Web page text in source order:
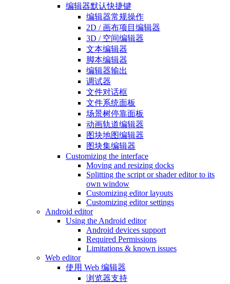
编辑器默认快捷键
编辑器常规操作
2D / 画布项目编辑器
3D / 空间编辑器
文本编辑器
脚本编辑器
编辑器输出
调试器
文件对话框
文件系统面板
场景树停靠面板
动画轨道编辑器
图块地图编辑器
图块集编辑器
Customizing the interface
Moving and resizing docks
Splitting the script or shader editor to its
own window
Customizing editor layouts
Customizing editor settings
Android editor
Using the Android editor
Android devices support
Required Permissions
Limitations & known issues
Web editor
使用 Web 编辑器
浏览器支持